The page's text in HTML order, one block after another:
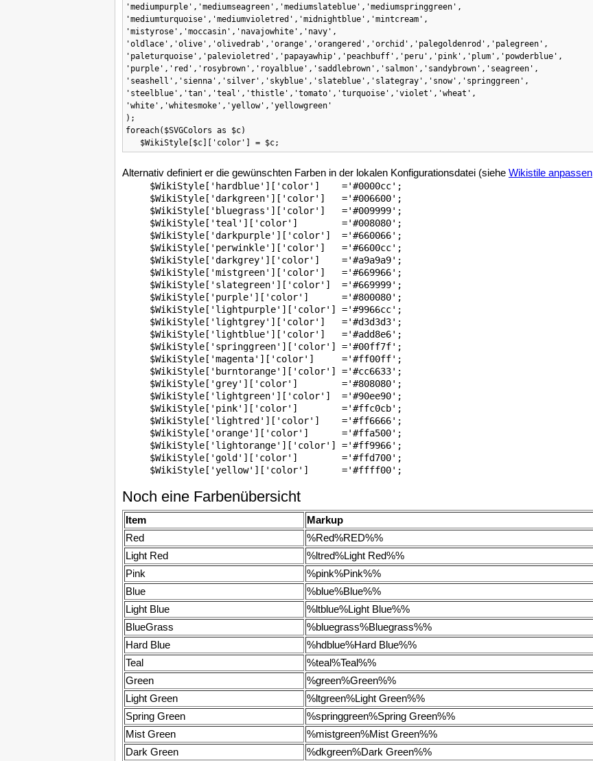
'mediumpurple','mediumseagreen','mediumslateblue','mediumspringgreen',
'mediumturquoise','mediumvioletred','midnightblue','mintcream',
'mistyrose','moccasin','navajowhite','navy',
'oldlace','olive','olivedrab','orange','orangered','orchid','palegoldenrod','palegreen',
'paleturquoise','palevioletred','papayawhip','peachbuff','peru','pink','plum','powderblue',
'purple','red','rosybrown','royalblue','saddlebrown','salmon','sandybrown','seagreen',
'seashell','sienna','silver','skyblue','slateblue','slategray','snow','springgreen',
'steelblue','tan','teal','thistle','tomato','turquoise','violet','wheat',
'white','whitesmoke','yellow','yellowgreen'
);
foreach($SVGColors as $c)
Alternativ definiert er die gewünschten Farben in der lokalen Konfigurationsdatei (siehe Wikistile anpassen
$WikiStyle['hardblue']['color']    ='#0000cc';
$WikiStyle['darkgreen']['color']   ='#006600';
$WikiStyle['bluegrass']['color']   ='#009999';
$WikiStyle['teal']['color']        ='#008080';
$WikiStyle['darkpurple']['color']  ='#660066';
$WikiStyle['perwinkle']['color']   ='#6600cc';
$WikiStyle['darkgrey']['color']    ='#a9a9a9';
$WikiStyle['mistgreen']['color']   ='#669966';
$WikiStyle['slategreen']['color']  ='#669999';
$WikiStyle['purple']['color']      ='#800080';
$WikiStyle['lightpurple']['color'] ='#9966cc';
$WikiStyle['lightgrey']['color']   ='#d3d3d3';
$WikiStyle['lightblue']['color']   ='#add8e6';
$WikiStyle['springgreen']['color'] ='#00ff7f';
$WikiStyle['magenta']['color']     ='#ff00ff';
$WikiStyle['burntorange']['color'] ='#cc6633';
$WikiStyle['grey']['color']        ='#808080';
$WikiStyle['lightgreen']['color']  ='#90ee90';
$WikiStyle['pink']['color']        ='#ffc0cb';
$WikiStyle['lightred']['color']    ='#ff6666';
$WikiStyle['orange']['color']      ='#ffa500';
$WikiStyle['lightorange']['color'] ='#ff9966';
$WikiStyle['gold']['color']        ='#ffd700';
Noch eine Farbenübersicht
Item Markup
Red
%Red%RED%%
Light Red
%ltred%Light Red%%
Pink
%pink%Pink%%
Blue
%blue%Blue%%
Light Blue
%ltblue%Light Blue%%
BlueGrass
%bluegrass%Bluegrass%%
Hard Blue
%hdblue%Hard Blue%%
Teal
%teal%Teal%%
Green
%green%Green%%
Light Green
%ltgreen%Light Green%%
Spring Green
%springgreen%Spring Green%%
Mist Green
%mistgreen%Mist Green%%
Dark Green
%dkgreen%Dark Green%%